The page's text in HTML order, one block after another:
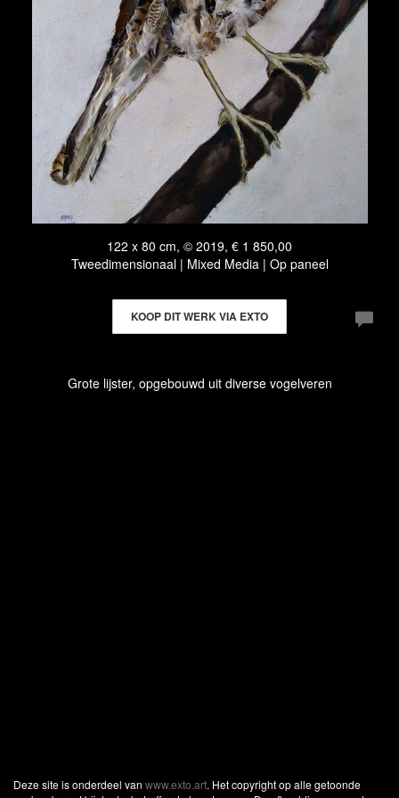
122 x 80 cm, © 2019, € 1 850,00
Tweedimensionaal | Mixed Media | Op paneel
KOOP DIT WERK VIA EXTO
Grote lijster, opgebouwd uit diverse vogelveren
Deze site is onderdeel van www.exto.art. Het copyright op alle getoonde